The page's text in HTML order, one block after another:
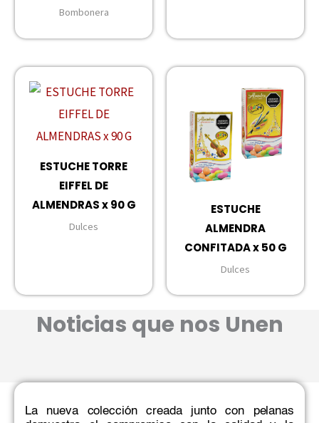
Bombonera
ESTUCHE TORRE
EIFFEL DE
ALMENDRAS x 90 G
Dulces
ESTUCHE
ALMENDRA
CONFITADA x 50 G
Dulces
Noticias que nos Unen
La nueva colección creada junto con pelanas